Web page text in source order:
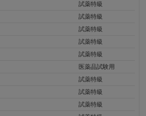
試薬特級
試薬特級
試薬特級
試薬特級
試薬特級
医薬品試験用
試薬特級
試薬特級
試薬特級